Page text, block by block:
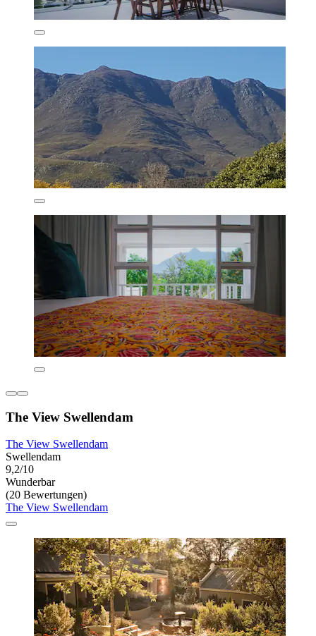
The View Swellendam
The View Swellendam
Swellendam
9,2/10
Wunderbar
(20 Bewertungen)
The View Swellendam